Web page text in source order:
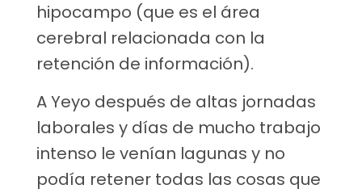
hipocampo (que es el área
cerebral relacionada con la
retención de información).
A Yeyo después de altas jornadas
laborales y días de mucho trabajo
intenso le venían lagunas y no
podía retener todas las cosas que